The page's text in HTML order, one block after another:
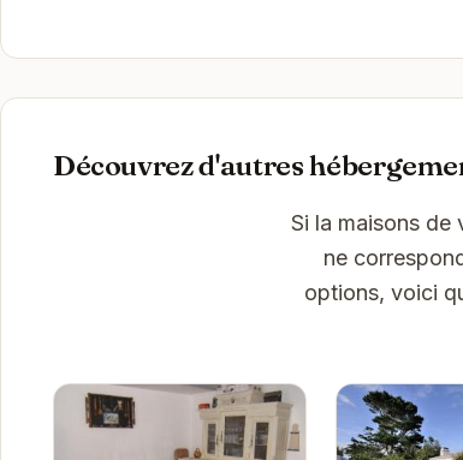
Découvrez d'autres
Si la maisons
ne
options, voici